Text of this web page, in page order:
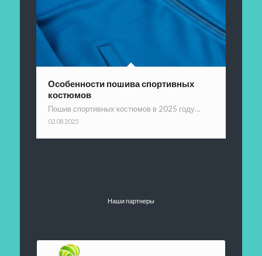
Особенности пошива спортивных
костюмов
Пошив спортивных костюмов в 2025 году…
02.08.2025
Наши партнеры